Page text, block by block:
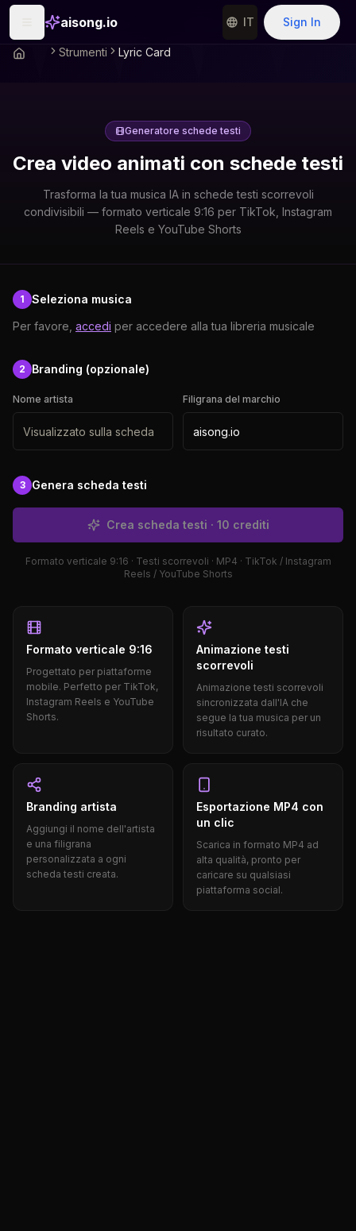
aisong.io IT Sign In
Strumenti Lyric Card
Generatore schede testi
Crea video animati con schede testi
Trasforma la tua musica IA in schede testi scorrevoli
condivisibili — formato verticale 9:16 per TikTok, Instagram
Reels e YouTube Shorts
1
Seleziona musica
Per favore, accedi per accedere alla tua libreria musicale
2 Branding (opzionale)
Nome artista Filigrana del marchio
3 Genera scheda testi
Crea scheda testi · 10 crediti
Formato verticale 9:16 · Testi scorrevoli · MP4 · TikTok / Instagram
Reels / YouTube Shorts
Formato verticale 9:16
Progettato per piattaforme
mobile. Perfetto per TikTok,
Instagram Reels e YouTube
Shorts.
Animazione testi
scorrevoli
Animazione testi scorrevoli
sincronizzata dall'IA che
segue la tua musica per un
risultato curato.
Branding artista
Aggiungi il nome dell'artista
e una filigrana
personalizzata a ogni
scheda testi creata.
Esportazione MP4 con
un clic
Scarica in formato MP4 ad
alta qualità, pronto per
caricare su qualsiasi
piattaforma social.